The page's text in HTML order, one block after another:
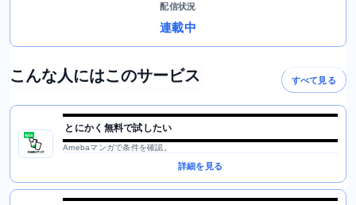
配信状況
連載中
こんな人にはこのサービス すべて見る
とにかく無料で試したい
Amebaマンガで条件を確認。
詳細を見る